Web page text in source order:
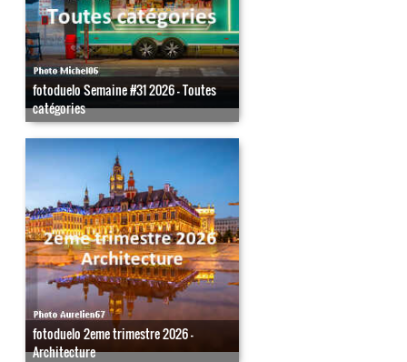
fotoduelo Semaine #31 2026 - Toutes
catégories
fotoduelo 2eme trimestre 2026 -
Architecture